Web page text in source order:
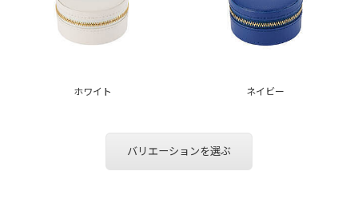
ホワイト ネイビー
バリエーションを選ぶ